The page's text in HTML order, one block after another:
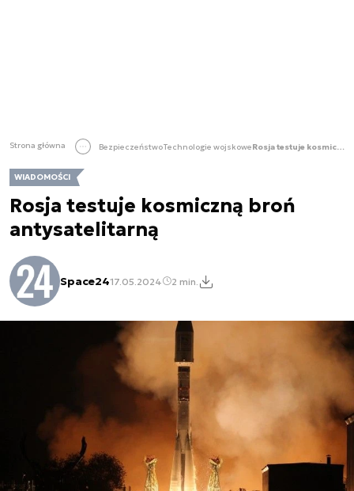
Strona główna BezpieczeństwoTechnologie wojskowe Rosja testuje kosmiczną broń antysatelitarną
WIADOMOŚCI
Rosja testuje kosmiczną broń
antysatelitarną
Space2417.05.2024 2 min.